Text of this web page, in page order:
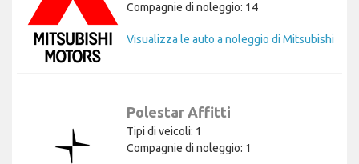
Compagnie di noleggio: 14
Visualizza le auto a noleggio di Mitsubishi
Polestar Affitti
Tipi di veicoli: 1
Compagnie di noleggio: 1